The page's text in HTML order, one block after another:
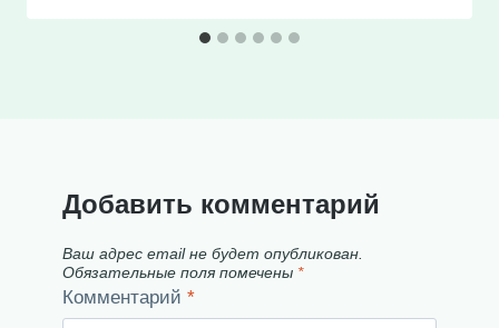
Добавить комментарий
Ваш адрес email не будет опубликован.
Обязательные поля помечены *
Комментарий *